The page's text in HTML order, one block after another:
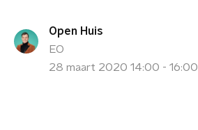
Open Huis
EO
28 maart 2020 14:00 - 16:00